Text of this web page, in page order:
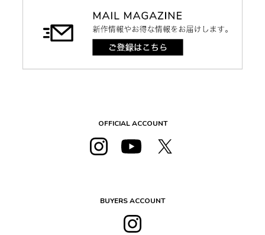
OFFICIAL ACCOUNT
BUYERS ACCOUNT